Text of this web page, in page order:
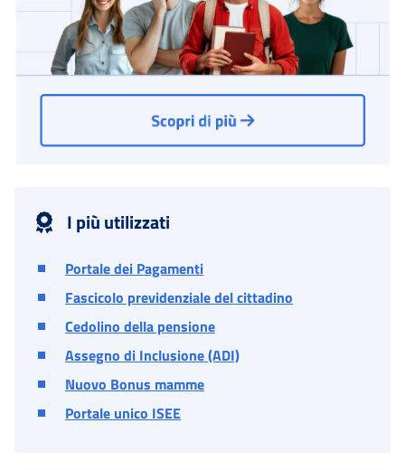
I più utilizzati
Portale dei Pagamenti
Fascicolo previdenziale del cittadino
Cedolino della pensione
Assegno di Inclusione (ADI)
Nuovo Bonus mamme
Portale unico ISEE